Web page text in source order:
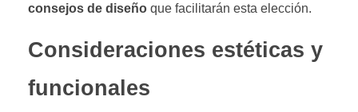
consejos de diseño que facilitarán esta elección.
Consideraciones estéticas y
funcionales